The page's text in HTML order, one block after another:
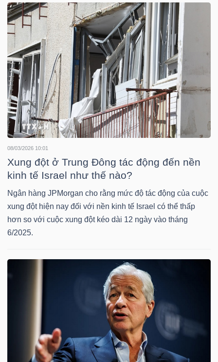
08/03/2026 10:01
Xung đột ở Trung Đông tác động đến nền
kinh tế Israel như thế nào?
Ngân hàng JPMorgan cho rằng mức độ tác động của cuộc
xung đột hiện nay đối với nền kinh tế Israel có thể thấp
hơn so với cuộc xung đột kéo dài 12 ngày vào tháng
6/2025.
YẾU
TIÊU
DÙNG
THIẾT
YẾU
CHĂM
SÓC
SỨC
KHỎE
CÔNG
NGHỆ